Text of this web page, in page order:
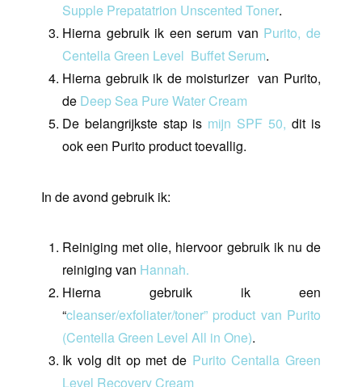
Supple Prepatatrion Unscented Toner.
Hierna gebruik ik een serum van Purito, de
Centella Green Level Buffet Serum.
Hierna gebruik ik de moisturizer van Purito,
de Deep Sea Pure Water Cream
De belangrijkste stap is mijn SPF 50, dit is
ook een Purito product toevallig.
In de avond gebruik ik:
Reiniging met olie, hiervoor gebruik ik nu de
reiniging van Hannah.
Hierna gebruik ik een
“cleanser/exfoliater/toner” product van Purito
(Centella Green Level All in One).
Ik volg dit op met de Purito Centalla Green
Level Recovery Cream